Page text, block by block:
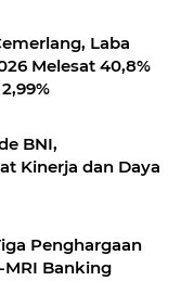
Laba
Melesat 40,8%
BNI,
Kinerja dan Daya
Penghargaan
Banking